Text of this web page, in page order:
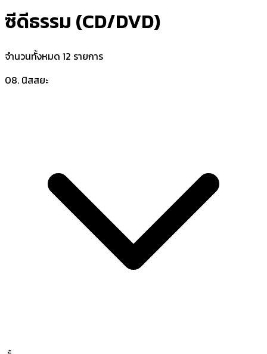
ซีดีธรรม (CD/DVD)
จำนวนทั้งหมด 12 รายการ
08. นิสสยะ